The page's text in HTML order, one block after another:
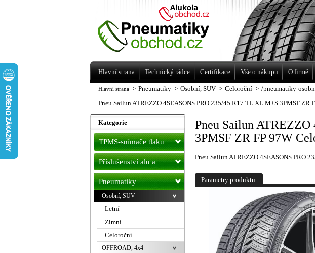
Hlavní strana > Pneumatiky > Osobní, SUV > Celoroční > /pneumatiky-
Pneu Sailun ATREZZO 4SEASONS PRO 235/45 R17 TL XL M+S 3PMSF ZR
Pneu Sailun
3PMSF ZR FP 97W
Pneu Sailun ATREZZO 4SEASONS PRO
Parametry produktu
Kategorie
TPMS-snímače tlaku
Příslušenství alu a
pneu
Pneumatiky
Osobní, SUV
Letní
Zimní
Celoroční
OFFROAD, 4x4
Levné pneumatiky letní, zimní, Alu kola
a litá kola Racing Line
Hlavní strana Technický rádce Certifikace Vše o nákupu O firmě